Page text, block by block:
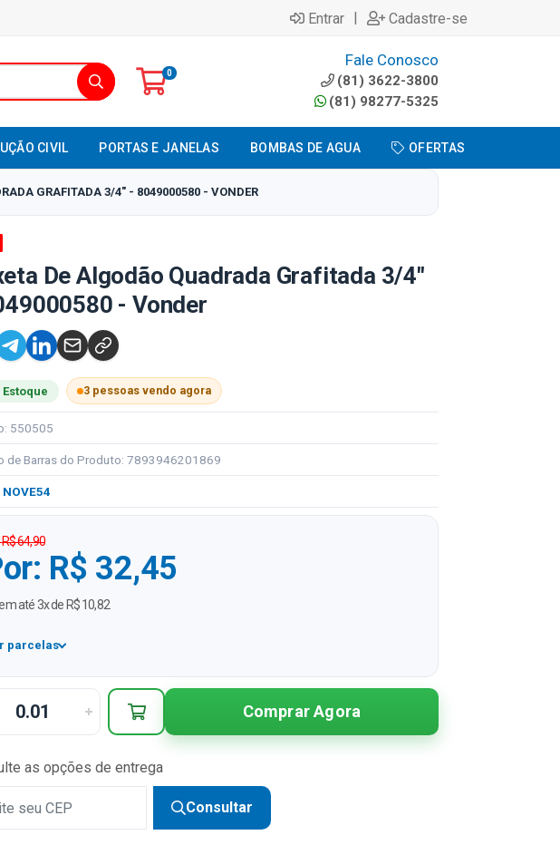
Entrar | Cadastre-se
0
Fale Conosco
(81) 3622-3800
(81) 98277-5325
CIVIL PORTAS E JANELAS BOMBAS DE AGUA OFERTAS
GRAFITADA 3/4" - 8049000580 - VONDER
De Algodão Quadrada Grafitada 3/4"
- Vonder
Estoque 3 pessoas vendo agora
550505
de Barras do Produto: 7893946201869
NOVE54
R$ 64,90
R$ 32,45
até 3x de R$ 10,82
parcelas
R$ 32,45
R$ 16,23 sem juros
R$ 10,82 sem juros
Comprar Agora
as opções de entrega
Consultar